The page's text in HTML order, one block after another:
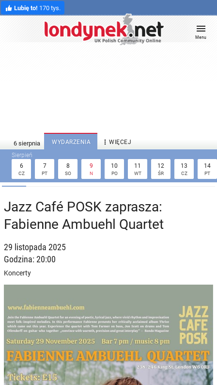
Lubię to! 170 tys.
Menu
WYDARZENIA  WIĘCEJ
6
CZ
7
PT
8
SO
9
N
10
PO
11
WT
12
ŚR
13
CZ
14
PT
Jazz Café POSK zaprasza:
Fabienne Ambuehl Quartet
29 listopada 2025
Godzina: 20:00
Koncerty